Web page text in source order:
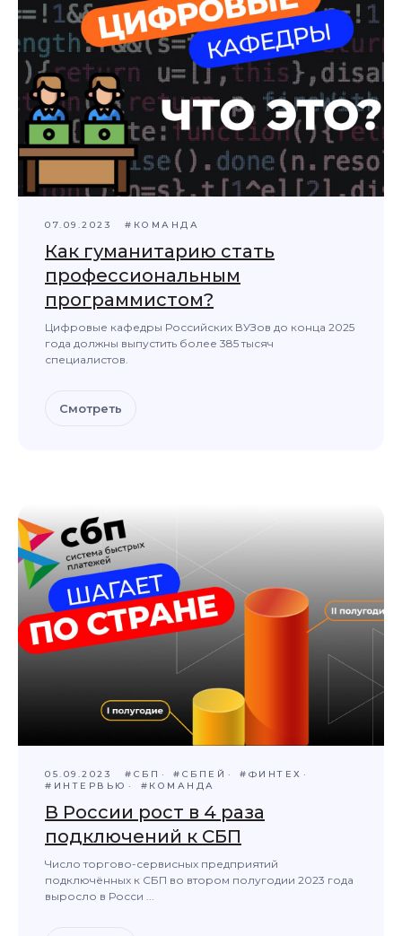
07.09.2023 #КОМАНДА
Как гуманитарию стать
профессиональным
программистом?
Цифровые кафедры Российских ВУЗов до конца 2025
года должны выпустить более 385 тысяч
специалистов.
Смотреть
05.09.2023 #СБП #СБПЕЙ
#ФИНТЕХ
#ИНТЕРВЬЮ
#КОМАНДА
В России рост в 4 раза
подключений к СБП
Число торгово-сервисных предприятий
подключённых к СБП во втором полугодии 2023 года
выросло в Росси ...